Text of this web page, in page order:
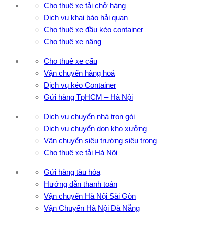
Cho thuê xe tải chở hàng
Dịch vụ khai báo hải quan
Cho thuê xe đầu kéo container
Cho thuê xe nâng
Cho thuê xe cẩu
Vận chuyển hàng hoá
Dịch vụ kéo Container
Gửi hàng TpHCM – Hà Nội
Dịch vụ chuyển nhà trọn gói
Dịch vụ chuyển dọn kho xưởng
Vận chuyển siêu trường siêu trọng
Cho thuê xe tải Hà Nội
Gửi hàng tàu hỏa
Hướng dẫn thanh toán
Vận chuyển Hà Nội Sài Gòn
Vận Chuyển Hà Nội Đà Nẵng